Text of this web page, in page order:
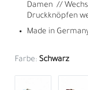
Damen //
Druckknöpfen
Made in
Farbe: Schwarz